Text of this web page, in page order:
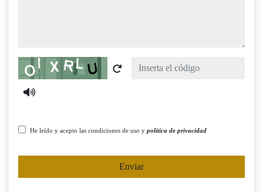
Captcha
He leído y acepto las condiciones de uso y política de privacidad
Enviar